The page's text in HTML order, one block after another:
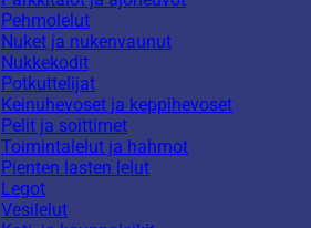
Pehmolelut
Nuket ja nukenvaunut
Nukkekodit
Potkuttelijat
Keinuhevoset ja keppihevoset
Pelit ja soittimet
Toimintalelut ja hahmot
Pienten lasten lelut
Legot
Vesilelut